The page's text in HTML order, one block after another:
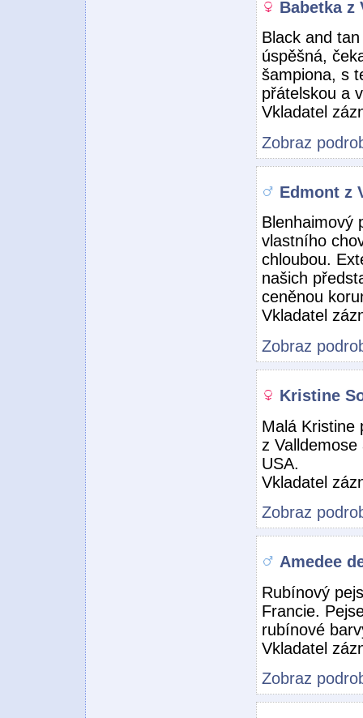
Babetka z
Black and
úspěšná,
šampiona, s
přátelskou a
Vkladatel
Zobraz
Edmont z
Blenhaimový
vlastního
chloubou.
našich
ceněnou
Vkladatel
Zobraz
Kristine
Malá Kristine
z
USA.
Vkladatel
Zobraz
Amedee
Rubínový
Francie.
rubínové
Vkladatel
Zobraz